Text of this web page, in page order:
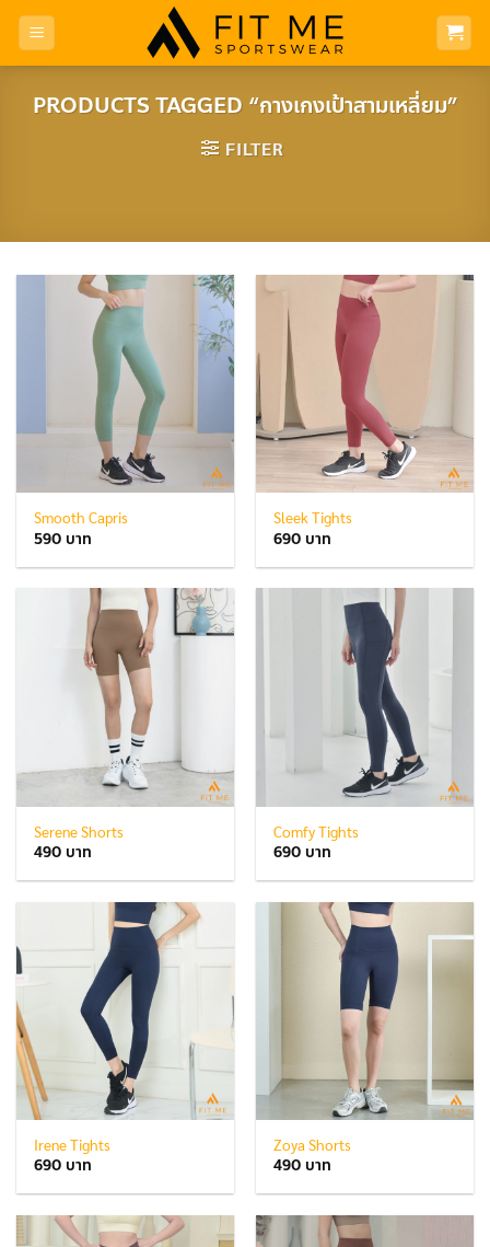
Skip
content
PRODUCTS TAGGED “กางเกงเป้าสามเหลี่ยม”
FILTER
Smooth Capris
590
Sleek Tights
690
Serene Shorts
490
Comfy Tights
690
Irene Tights
690
Zoya Shorts
490